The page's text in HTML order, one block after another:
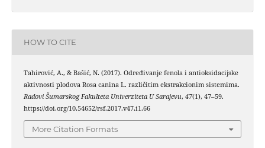
HOW TO CITE
Tahirović, A., & Bašić, N. (2017). Određivanje fenola i antioksidacijske
aktivnosti plodova Rosa canina L. različitim ekstrakcionim sistemima.
Radovi Šumarskog Fakulteta Univerziteta U Sarajevu, 47(1), 47–59.
https://doi.org/10.54652/rsf.2017.v47.i1.66
More Citation Formats